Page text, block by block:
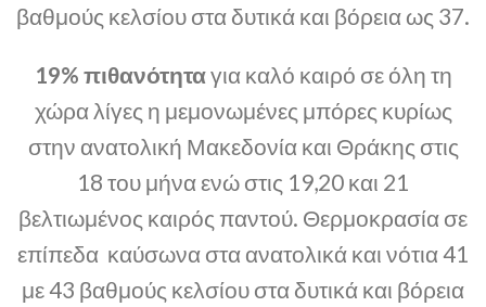
βαθμούς κελσίου στα δυτικά και βόρεια ως 37.
19% πιθανότηταγια καλό καιρό σε όλη τη
χώρα λίγες η μεμονωμένες μπόρες κυρίως
στην ανατολική Μακεδονία και Θράκης στις
18 του μήνα ενώ στις 19,20 και 21
βελτιωμένος καιρός παντού. Θερμοκρασία σε
επίπεδα καύσωνα στα ανατολικά και νότια 41
με 43 βαθμούς κελσίου στα δυτικά και βόρεια